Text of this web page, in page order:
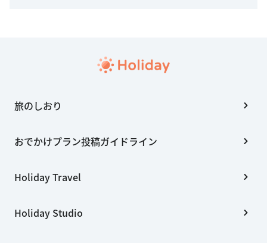
旅のしおり
おでかけプラン投稿ガイドライン
Holiday Travel
Holiday Studio